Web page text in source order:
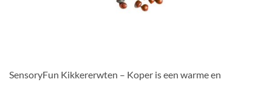
SensoryFun Kikkererwten – Koper is een warme en